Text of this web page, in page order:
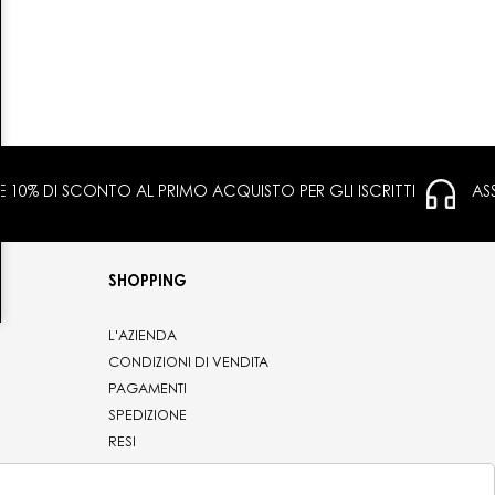
E 10% DI SCONTO AL PRIMO ACQUISTO PER GLI ISCRITTI
SHOPPING
L'AZIENDA
CONDIZIONI DI VENDITA
PAGAMENTI
SPEDIZIONE
RESI